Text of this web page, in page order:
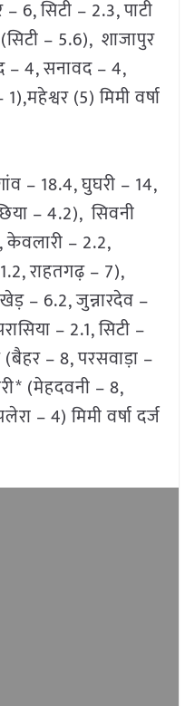
6, सिटी – 2.3, पाटी
– 5.6), शाजापुर
– 4, सनावद – 4,
(5) मिमी वर्षा
– 18.4, घुघरी – 14,
– 4.2), सिवनी
केवलारी – 2.2,
राहतगढ़ – 7),
– 6.2, जुन्नारदेव –
– 2.1, सिटी –
– 8, परसवाड़ा –
(मेहदवनी – 8,
– 4) मिमी वर्षा दर्ज